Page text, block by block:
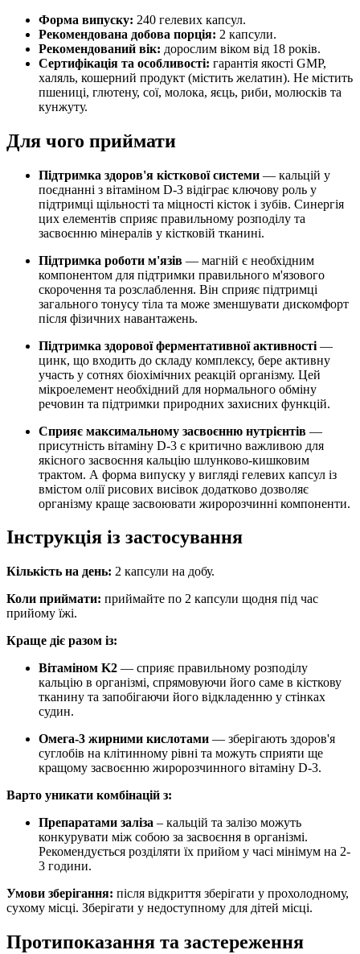
Форма випуску: 240 гелевих капсул.
Рекомендована добова порція: 2 капсули.
Рекомендований вік: дорослим віком від 18 років.
Сертифікація та особливості: гарантія якості GMP,
халяль, кошерний продукт (містить желатин). Не містить
пшениці, глютену, сої, молока, яєць, риби, молюсків та
кунжуту.
Для чого приймати
Підтримка здоров'я кісткової системи — кальцій у
поєднанні з вітаміном D-3 відіграє ключову роль у
підтримці щільності та міцності кісток і зубів. Синергія
цих елементів сприяє правильному розподілу та
засвоєнню мінералів у кістковій тканині.
Підтримка роботи м'язів — магній є необхідним
компонентом для підтримки правильного м'язового
скорочення та розслаблення. Він сприяє підтримці
загального тонусу тіла та може зменшувати дискомфорт
після фізичних навантажень.
Підтримка здорової ферментативної активності —
цинк, що входить до складу комплексу, бере активну
участь у сотнях біохімічних реакцій організму. Цей
мікроелемент необхідний для нормального обміну
речовин та підтримки природних захисних функцій.
Сприяє максимальному засвоєнню нутрієнтів —
присутність вітаміну D-3 є критично важливою для
якісного засвоєння кальцію шлунково-кишковим
трактом. А форма випуску у вигляді гелевих капсул із
вмістом олії рисових висівок додатково дозволяє
організму краще засвоювати жиророзчинні компоненти.
Інструкція із застосування
Кількість на день: 2 капсули на добу.
Коли приймати: приймайте по 2 капсули щодня під час
прийому їжі.
Краще діє разом із:
Вітаміном K2 — сприяє правильному розподілу
кальцію в організмі, спрямовуючи його саме в кісткову
тканину та запобігаючи його відкладенню у стінках
судин.
Омега-3 жирними кислотами — зберігають здоров'я
суглобів на клітинному рівні та можуть сприяти ще
кращому засвоєнню жиророзчинного вітаміну D-3.
Варто уникати комбінацій з:
Препаратами заліза – кальцій та залізо можуть
конкурувати між собою за засвоєння в організмі.
Рекомендується розділяти їх прийом у часі мінімум на 2-
3 години.
Умови зберігання: після відкриття зберігати у прохолодному,
сухому місці. Зберігати у недоступному для дітей місці.
Протипоказання та застереження